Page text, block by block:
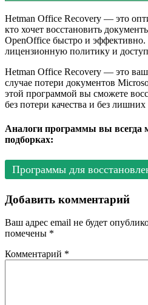
Hetman Office Recovery — это
кто хочет восстановить
OpenOffice быстро и
лицензионную политику и
Hetman Office Recovery — это
случае потери документов
этой программой вы сможете
без потери качества и без лишних
Аналоги программы вы всегда
подборках:
Программы для
Добавить комментарий
Ваш адрес email не будет
помечены *
Комментарий *